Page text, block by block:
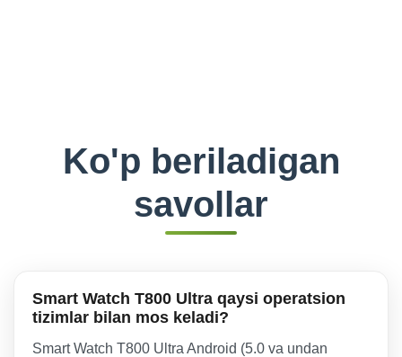
Ko'p beriladigan
savollar
Smart Watch T800 Ultra qaysi operatsion
tizimlar bilan mos keladi?
Smart Watch T800 Ultra Android (5.0 va undan